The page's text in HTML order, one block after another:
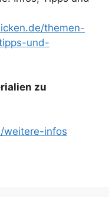
themen-
und-
zu
weitere-infos